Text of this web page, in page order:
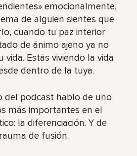
emocionalmente,
de alguien sientes que
cuando tu paz interior
de ánimo ajeno ya no
vida. Estás viviendo la vida
dentro de la tuya.
del podcast hablo de uno
más importantes en el
la diferenciación. Y de
de fusión.